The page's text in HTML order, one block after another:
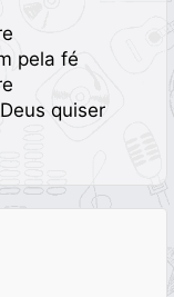
pela fé
quiser